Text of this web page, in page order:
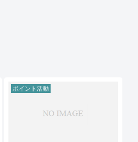
ポイント活動